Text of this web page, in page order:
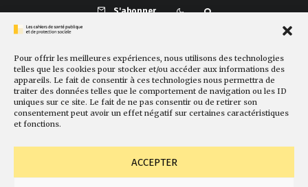
Pour offrir les meilleures expériences, nous utilisons des technologies
telles que les cookies pour stocker et/ou accéder aux informations des
appareils. Le fait de consentir à ces technologies nous permettra de
traiter des données telles que le comportement de navigation ou les ID
uniques sur ce site. Le fait de ne pas consentir ou de retirer son
consentement peut avoir un effet négatif sur certaines caractéristiques
et fonctions.
ACCEPTER
S'abonner
Présentation Comité de rédaction Sites amis Contact
Newsletter Politique de cookies Faire un don